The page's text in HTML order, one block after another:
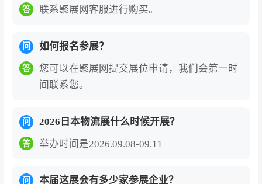
答 联系聚展网客服进行购买。
问 如何报名参展？
答
您可以在聚展网提交展位申请，我们会第一时
间联系您。
问 2026日本物流展什么时候开展？
答 举办时间是2026.09.08-09.11
问 本届这展会有多少家参展企业？